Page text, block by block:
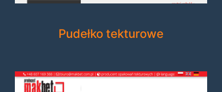
Pudełko tekturowe